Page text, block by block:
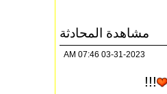
مشاهدة المحادثة
03-31-2023
07:46 AM
!!!